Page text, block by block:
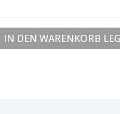
IN DEN WARENKORB